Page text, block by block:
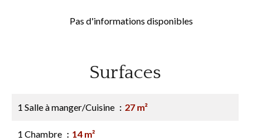
Pas d'informations disponibles
Surfaces
1 Salle à manger/Cuisine 27 m²
1 Chambre 14 m²